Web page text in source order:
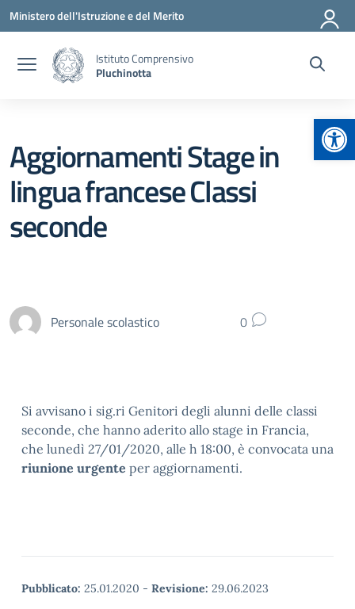
Vai ai contenuti
Vai al menu di navigazione
Vai al footer
Ministero dell'Istruzione e del Merito
Istituto Comprensivo
Pluchinotta
Aggiornamenti Stage in
lingua francese Classi
seconde
Personale scolastico 0
Si avvisano i sig.ri Genitori degli alunni delle classi
seconde, che hanno aderito allo stage in Francia,
che lunedì 27/01/2020, alle h 18:00, è convocata una
riunione urgente per aggiornamenti.
Pubblicato: 25.01.2020 - Revisione: 29.06.2023